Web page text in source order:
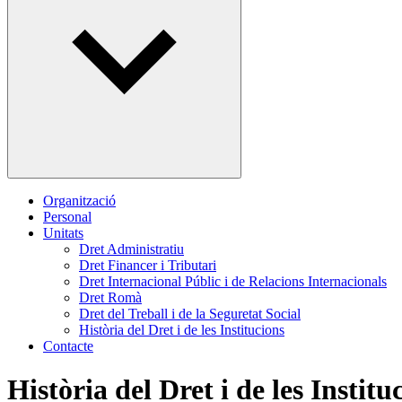
Organització
Personal
Unitats
Dret Administratiu
Dret Financer i Tributari
Dret Internacional Públic i de Relacions Internacionals
Dret Romà
Dret del Treball i de la Seguretat Social
Història del Dret i de les Institucions
Contacte
Història del Dret i de les